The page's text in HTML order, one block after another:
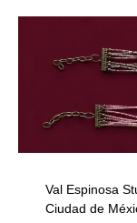
Val Espinosa
Ciudad de